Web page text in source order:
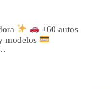
+60 autos
modelos